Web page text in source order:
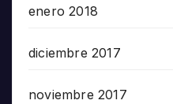
enero 2018
diciembre 2017
noviembre 2017